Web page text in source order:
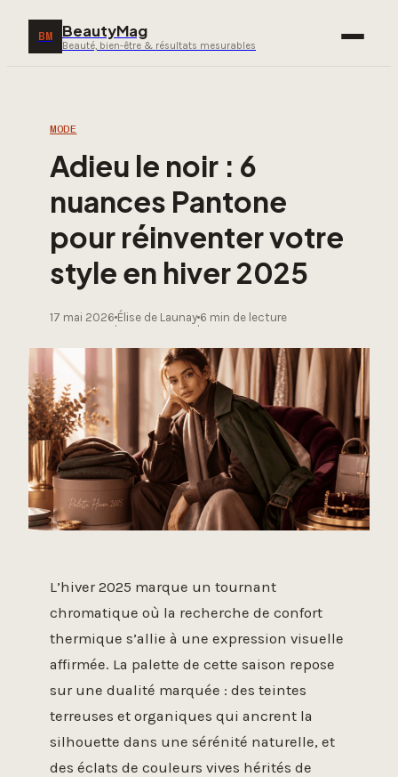
BM BeautyMag
Beauté, bien-être & résultats mesurables
MODE
Adieu le noir : 6
nuances Pantone
pour réinventer votre
style en hiver 2025
17 mai 2026
·
Élise de Launay
·
6 min de lecture
L’hiver 2025 marque un tournant
chromatique où la recherche de confort
thermique s’allie à une expression visuelle
affirmée. La palette de cette saison repose
sur une dualité marquée : des teintes
terreuses et organiques qui ancrent la
silhouette dans une sérénité naturelle, et
des éclats de couleurs vives hérités de